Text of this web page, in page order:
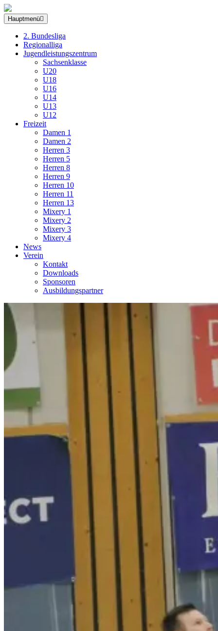
Hauptmenü
2. Bundesliga
Regionalliga
Jugendleistungszentrum
Sachsenklasse
U20
U18
U16
U14
U13
U12
Freizeit
Damen 1
Damen 2
Herren 3
Herren 5
Herren 8
Herren 9
Herren 10
Herren 11
Herren 13
Mixery 1
Mixery 2
Mixery 3
Mixery 4
News
Verein
Kontakt
Downloads
Sponsoren
Ausbildungspartner